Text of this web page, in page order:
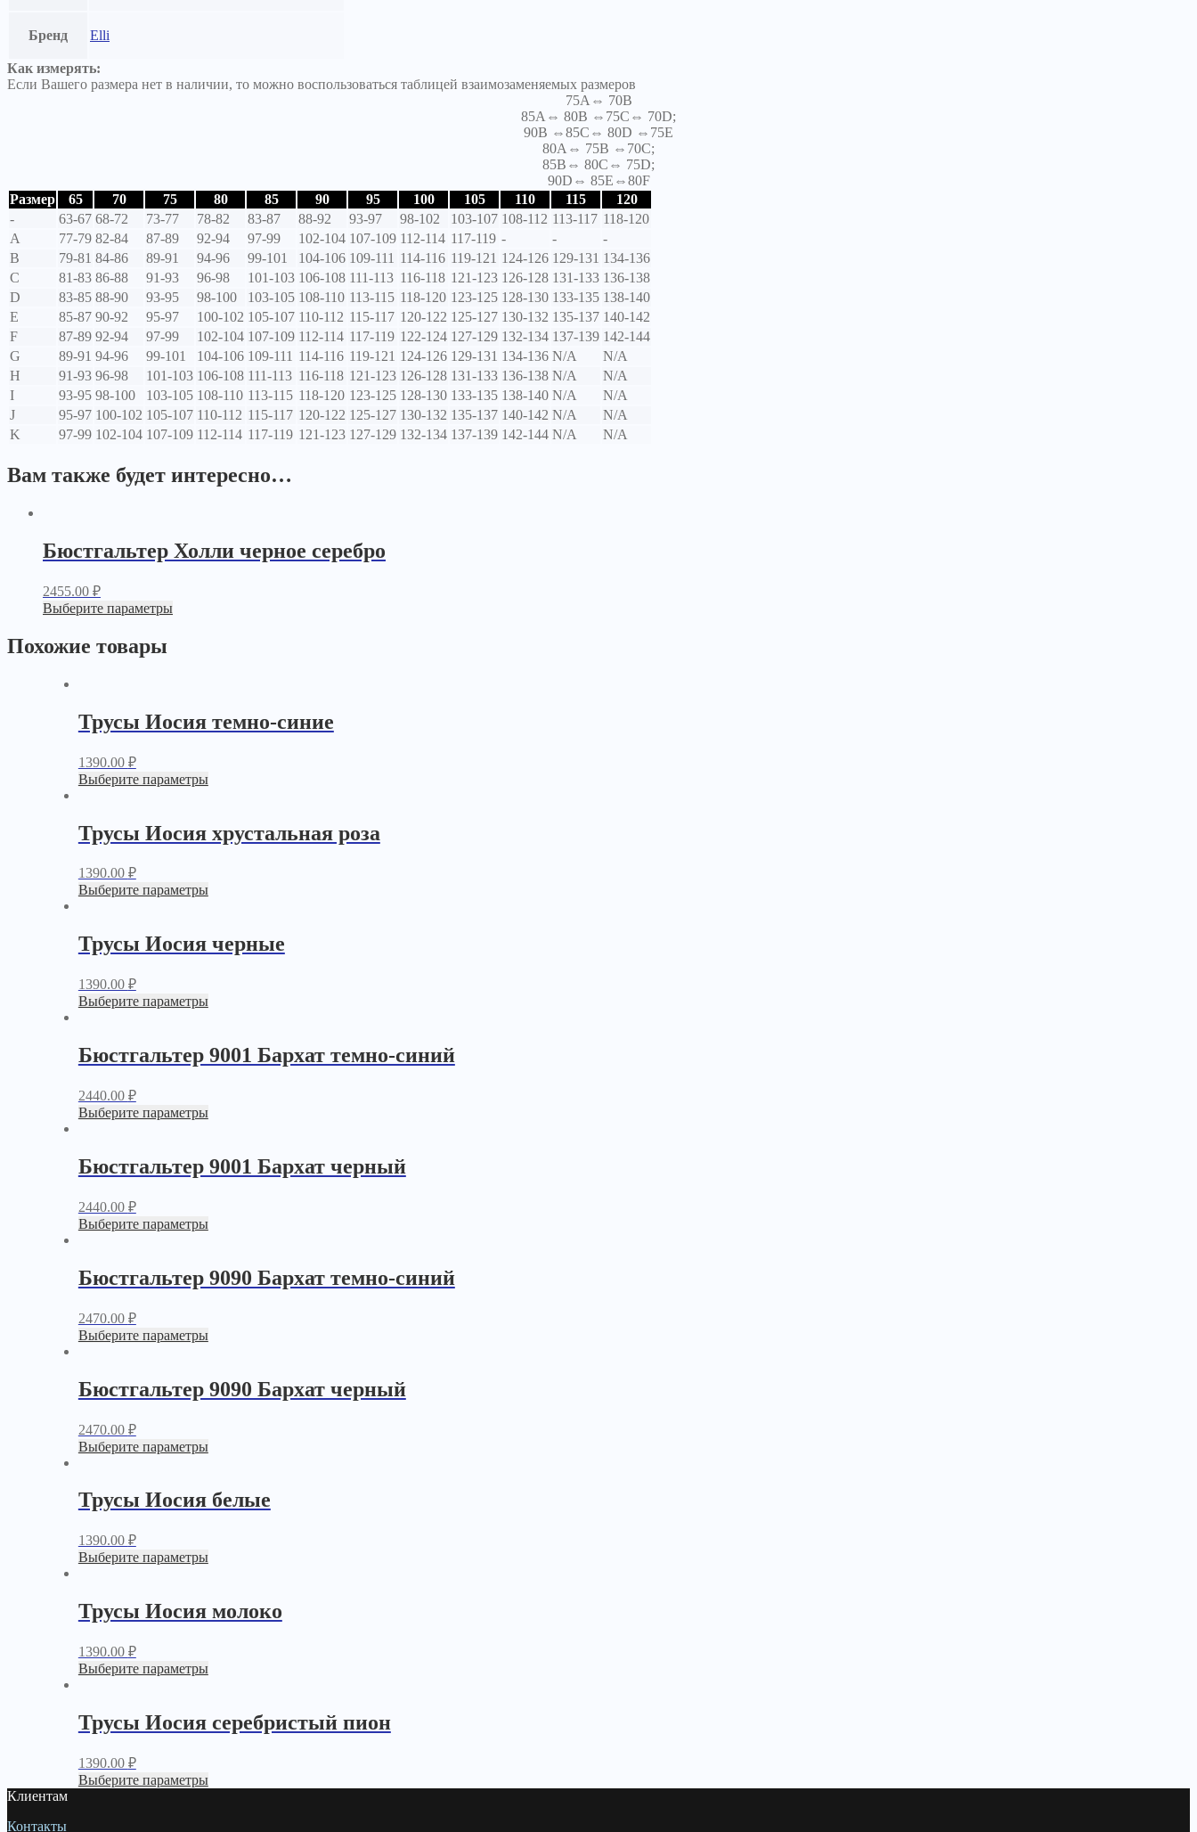
Бренд Elli
Как измерять:
Если Вашего размера нет в наличии, то можно воспользоваться таблицей взаимозаменяемых размеров
75A⇔ 70B
85A⇔ 80B ⇔75C⇔ 70D;
90B ⇔85C⇔ 80D ⇔75E
80A⇔ 75B ⇔70C;
85B⇔ 80C⇔ 75D;
90D⇔ 85E⇔80F
Размер
65 70 75 80 85 90 95 100 105 110 115
120
-
63-67 68-72 73-77 78-82 83-87 88-92 93-97 98-102 103-107 108-112 113-117 118-120
A
77-79 82-84 87-89 92-94 97-99 102-104 107-109 112-114 117-119 - -
-
B
79-81 84-86 89-91 94-96 99-101 104-106 109-111 114-116 119-121 124-126 129-131 134-136
C
81-83 86-88 91-93 96-98 101-103 106-108 111-113 116-118 121-123 126-128 131-133 136-138
D
83-85 88-90 93-95 98-100 103-105 108-110 113-115 118-120 123-125 128-130 133-135 138-140
E
85-87 90-92 95-97 100-102 105-107 110-112 115-117 120-122 125-127 130-132 135-137 140-142
F
87-89 92-94 97-99 102-104 107-109 112-114 117-119 122-124 127-129 132-134 137-139 142-144
G
89-91 94-96 99-101 104-106 109-111 114-116 119-121 124-126 129-131 134-136 N/A
N/A
H
91-93 96-98 101-103 106-108 111-113 116-118 121-123 126-128 131-133 136-138 N/A
N/A
I
93-95 98-100 103-105 108-110 113-115 118-120 123-125 128-130 133-135 138-140 N/A
N/A
J
95-97 100-102 105-107 110-112 115-117 120-122 125-127 130-132 135-137 140-142 N/A
N/A
K
97-99 102-104 107-109 112-114 117-119 121-123 127-129 132-134 137-139 142-144 N/A N/A
Вам также будет интересно…
Бюстгальтер Холли черное серебро
2455.00 ₽
Выберите параметры
Похожие товары
Трусы Иосия темно-синие
1390.00 ₽
Выберите параметры
Трусы Иосия хрустальная роза
1390.00 ₽
Выберите параметры
Трусы Иосия черные
1390.00 ₽
Выберите параметры
Бюстгальтер 9001 Бархат темно-синий
2440.00 ₽
Выберите параметры
Бюстгальтер 9001 Бархат черный
2440.00 ₽
Выберите параметры
Бюстгальтер 9090 Бархат темно-синий
2470.00 ₽
Выберите параметры
Бюстгальтер 9090 Бархат черный
2470.00 ₽
Выберите параметры
Трусы Иосия белые
1390.00 ₽
Выберите параметры
Трусы Иосия молоко
1390.00 ₽
Выберите параметры
Трусы Иосия серебристый пион
1390.00 ₽
Выберите параметры
Клиентам
Контакты